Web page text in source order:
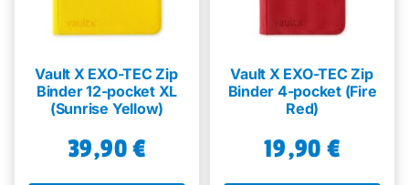
Vault X EXO-TEC Zip
Binder 12-pocket XL
(Sunrise Yellow)
39,90€
Vault X EXO-TEC Zip
Binder 4-pocket (Fire
Red)
19,90 €